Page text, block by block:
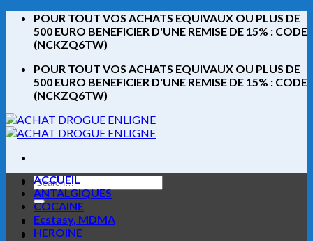
Skip
content
POUR TOUT VOS ACHATS EQUIVAUX OU PLUS DE
500 EURO BENEFICIER D'UNE REMISE DE 15% : CODE
(NCKZQ6TW)
POUR TOUT VOS ACHATS EQUIVAUX OU PLUS DE
500 EURO BENEFICIER D'UNE REMISE DE 15% : CODE
(NCKZQ6TW)
Search
for:
ACCUEIL
ANTALGIQUES
COCAINE
Ecstasy, MDMA
HEROINE